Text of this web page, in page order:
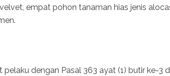
empat pohon tanaman hias jenis
pelaku dengan Pasal 363 ayat (1) butir ke-3